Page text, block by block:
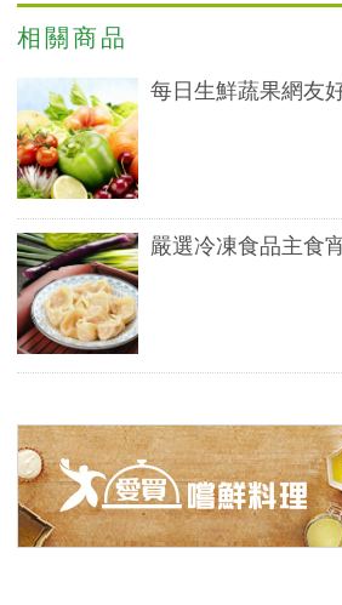
相關商品
每日生鮮蔬果網友
嚴選冷凍食品主食